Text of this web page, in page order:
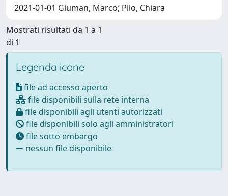
2021-01-01 Giuman, Marco; Pilo, Chiara
Mostrati risultati da 1 a 1
di 1
Legenda icone
file ad accesso aperto
file disponibili sulla rete interna
file disponibili agli utenti autorizzati
file disponibili solo agli amministratori
file sotto embargo
nessun file disponibile